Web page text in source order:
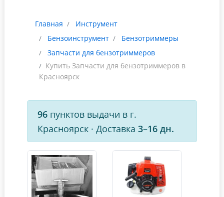
Главная
Инструмент
Бензоинструмент
Бензотриммеры
Запчасти для бензотриммеров
Купить Запчасти для бензотриммеров в
Красноярск
96 пунктов выдачи в г.
Красноярск · Доставка 3–16 дн.